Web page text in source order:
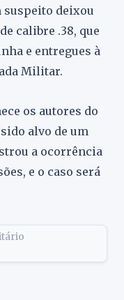
suspeito deixou
calibre .38, que
e entregues à
Militar.
os autores do
alvo de um
a ocorrência
e o caso será